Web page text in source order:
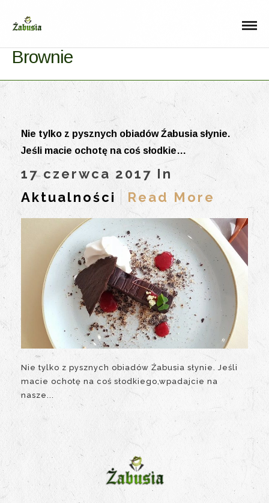
Brownie
Nie tylko z pysznych obiadów Źabusia słynie.
Jeśli macie ochotę na coś słodkie…
17 czerwca 2017 In
Aktualności
Read More
Nie tylko z pysznych obiadów Źabusia słynie. Jeśli
macie ochotę na coś słodkiego,wpadajcie na
nasze...